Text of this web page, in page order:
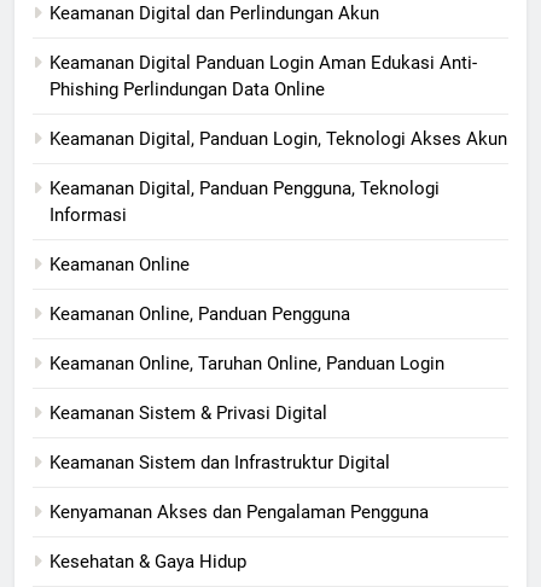
Keamanan Digital dan Perlindungan Akun
Keamanan Digital Panduan Login Aman Edukasi Anti-
Phishing Perlindungan Data Online
Keamanan Digital, Panduan Login, Teknologi Akses Akun
Keamanan Digital, Panduan Pengguna, Teknologi
Informasi
Keamanan Online
Keamanan Online, Panduan Pengguna
Keamanan Online, Taruhan Online, Panduan Login
Keamanan Sistem & Privasi Digital
Keamanan Sistem dan Infrastruktur Digital
Kenyamanan Akses dan Pengalaman Pengguna
Kesehatan & Gaya Hidup